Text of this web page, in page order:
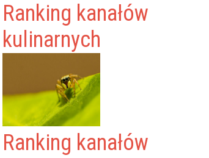
Ranking kanałów
kulinarnych
Ranking kanałów